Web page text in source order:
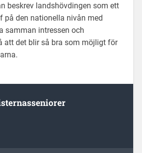
beskrev landshövdingen som ett
på den nationella nivån med
samman intressen och
att det blir så bra som möjligt för